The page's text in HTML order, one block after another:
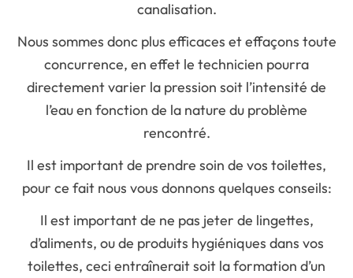
canalisation.
Nous sommes donc plus efficaces et effaçons toute
concurrence, en effet le technicien pourra
directement varier la pression soit l’intensité de
l’eau en fonction de la nature du problème
rencontré.
Il est important de prendre soin de vos toilettes,
pour ce fait nous vous donnons quelques conseils:
Il est important de ne pas jeter de lingettes,
d’aliments, ou de produits hygiéniques dans vos
toilettes, ceci entraînerait soit la formation d’un